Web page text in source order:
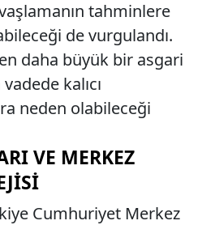
tahminlere
de vurgulandı.
daha büyük bir asgari
kalıcı
neden olabileceği
VE MERKEZ
Cumhuriyet Merkez